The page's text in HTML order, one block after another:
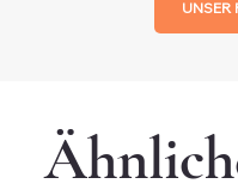
UNSER